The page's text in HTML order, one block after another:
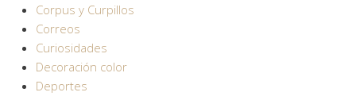
Corpus y Curpillos
Correos
Curiosidades
Decoración color
Deportes